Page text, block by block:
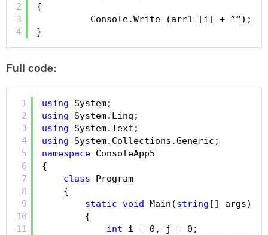
2
3
4
{
Console.Write (arr1 [i] + ”“);
}
Full code:
1
2
3
4
5
6
7
8
9
10
11
using
System;
using
System.Linq;
using
System.Text;
using
System.Collections.Generic;
namespace ConsoleApp5
{
class
Program
{
static void Main(string [] args)
{
int
i = 0, j = 0;